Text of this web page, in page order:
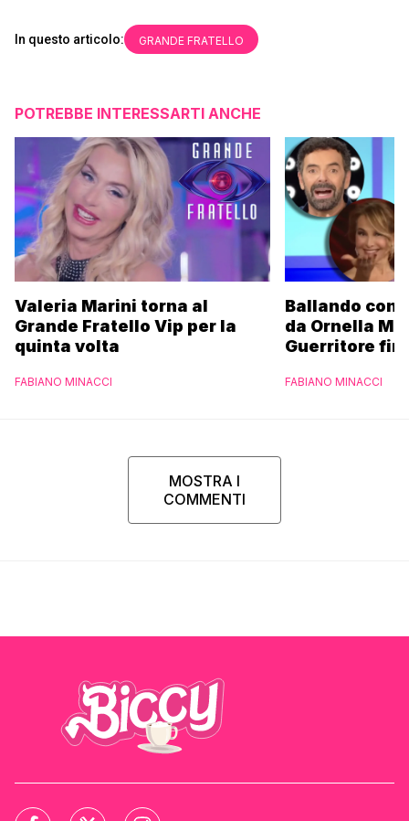
In questo articolo: GRANDE FRATELLO
POTREBBE INTERESSARTI ANCHE
Valeria Marini torna al
Grande Fratello Vip per la
quinta volta
FABIANO MINACCI
Ballando con
da Ornella
Guerritore
l’esclusiva di
FABIANO MINACCI
MOSTRA I
COMMENTI